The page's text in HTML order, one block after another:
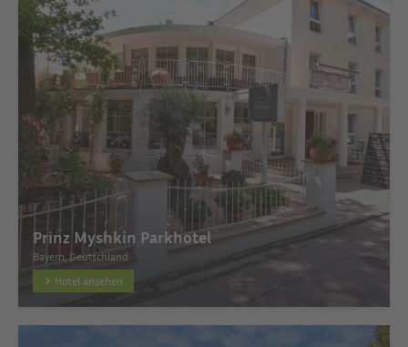
Prinz Myshkin Parkhotel
Bayern, Deutschland
Hotel ansehen